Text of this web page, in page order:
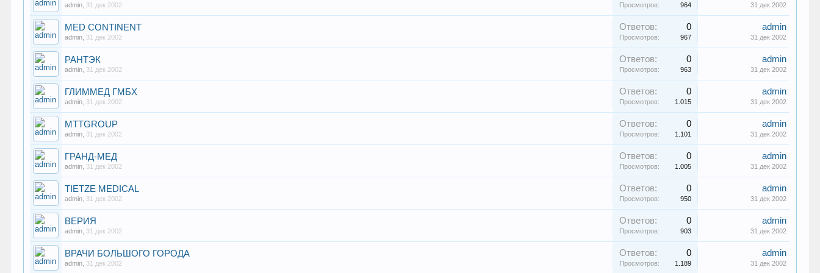
admin 31 дек 2002 Просмотров: 964 31 дек 2002
MED CONTINENT
admin 31 дек 2002
Ответов: 0
Просмотров: 967
admin
31 дек 2002
РАНТЭК
admin 31 дек 2002
Ответов: 0
Просмотров: 963
admin
31 дек 2002
ГЛИММЕД ГМБХ
admin 31 дек 2002
Ответов: 0
Просмотров: 1.015
admin
31 дек 2002
MTTGROUP
admin 31 дек 2002
Ответов: 0
Просмотров: 1.101
admin
31 дек 2002
ГРАНД-МЕД
admin 31 дек 2002
Ответов: 0
Просмотров: 1.005
admin
31 дек 2002
TIETZE MEDICAL
admin 31 дек 2002
Ответов: 0
Просмотров: 950
admin
31 дек 2002
ВЕРИЯ
admin 31 дек 2002
Ответов: 0
Просмотров: 903
admin
31 дек 2002
ВРАЧИ БОЛЬШОГО ГОРОДА
admin 31 дек 2002
Ответов: 0
Просмотров: 1.189
admin
31 дек 2002